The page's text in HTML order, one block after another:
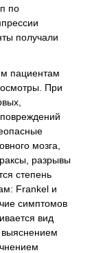
по
получали
пациентам
осмотры. При
мозга,
разрывы
степень
Frankel и
симптомов
вид
выяснением